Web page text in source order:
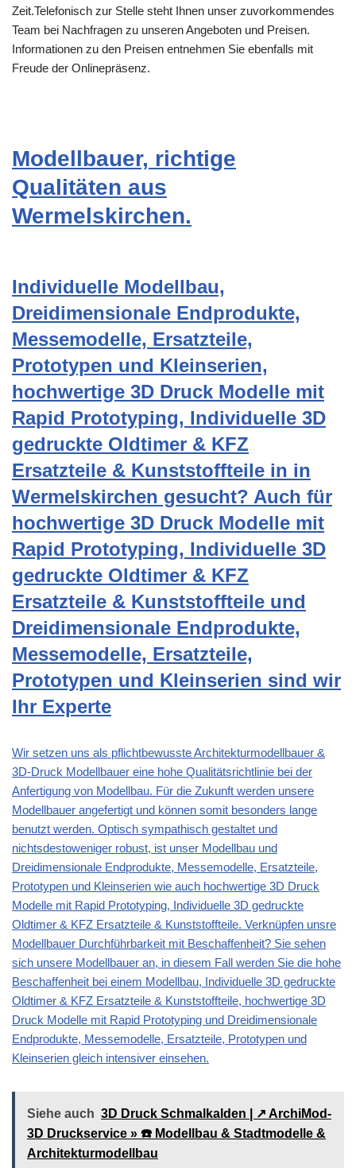
Zeit.Telefonisch zur Stelle steht Ihnen unser zuvorkommendes
Team bei Nachfragen zu unseren Angeboten und Preisen.
Informationen zu den Preisen entnehmen Sie ebenfalls mit
Freude der Onlinepräsenz.
Modellbauer, richtige
Qualitäten aus
Wermelskirchen.
Individuelle Modellbau,
Dreidimensionale Endprodukte,
Messemodelle, Ersatzteile,
Prototypen und Kleinserien,
hochwertige 3D Druck Modelle mit
Rapid Prototyping, Individuelle 3D
gedruckte Oldtimer & KFZ
Ersatzteile & Kunststoffteile in in
Wermelskirchen gesucht? Auch für
hochwertige 3D Druck Modelle mit
Rapid Prototyping, Individuelle 3D
gedruckte Oldtimer & KFZ
Ersatzteile & Kunststoffteile und
Dreidimensionale Endprodukte,
Messemodelle, Ersatzteile,
Prototypen und Kleinserien sind wir
Ihr Experte
Wir setzen uns als pflichtbewusste Architekturmodellbauer &
3D-Druck Modellbauer eine hohe Qualitätsrichtlinie bei der
Anfertigung von Modellbau. Für die Zukunft werden unsere
Modellbauer angefertigt und können somit besonders lange
benutzt werden. Optisch sympathisch gestaltet und
nichtsdestoweniger robust, ist unser Modellbau und
Dreidimensionale Endprodukte, Messemodelle, Ersatzteile,
Prototypen und Kleinserien wie auch hochwertige 3D Druck
Modelle mit Rapid Prototyping, Individuelle 3D gedruckte
Oldtimer & KFZ Ersatzteile & Kunststoffteile. Verknüpfen unsre
Modellbauer Durchführbarkeit mit Beschaffenheit? Sie sehen
sich unsere Modellbauer an, in diesem Fall werden Sie die hohe
Beschaffenheit bei einem Modellbau, Individuelle 3D gedruckte
Oldtimer & KFZ Ersatzteile & Kunststoffteile, hochwertige 3D
Druck Modelle mit Rapid Prototyping und Dreidimensionale
Endprodukte, Messemodelle, Ersatzteile, Prototypen und
Kleinserien gleich intensiver einsehen.
Siehe auch 3D Druck Schmalkalden | ↗️ ArchiMod-
3D Druckservice » ☎️ Modellbau & Stadtmodelle &
Architekturmodellbau